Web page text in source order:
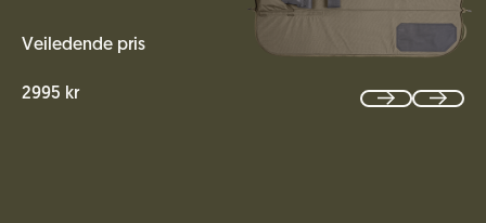
Veiledende pris
2995 kr